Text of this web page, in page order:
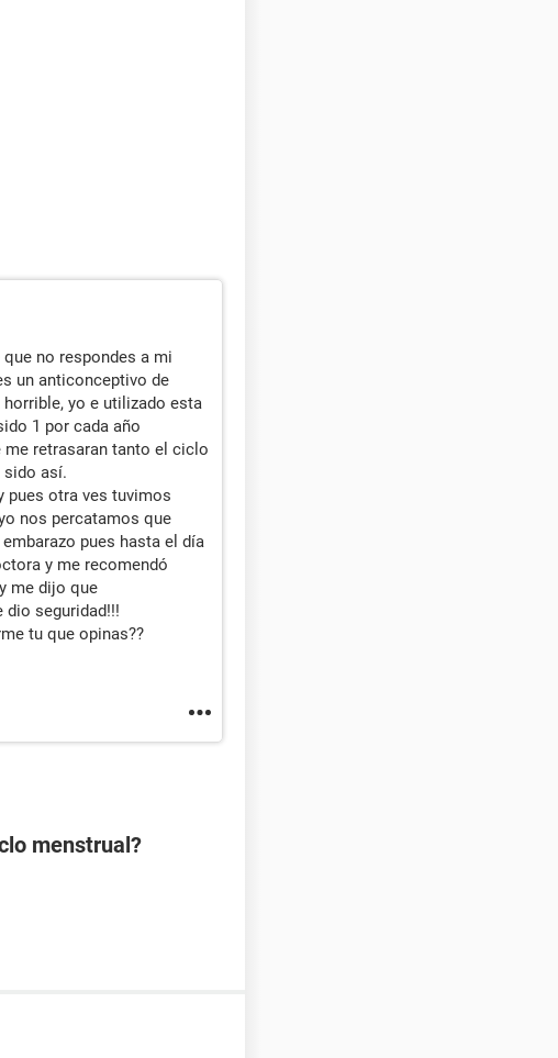
no respondes a mi
un anticonceptivo de
yo e utilizado esta
1 por cada año
me retrasaran tanto el ciclo
sido así.
pues otra ves tuvimos
nos percatamos que
pues hasta el día
y me recomendó
me dijo que
dio seguridad!!!
tu que opinas??
menstrual?